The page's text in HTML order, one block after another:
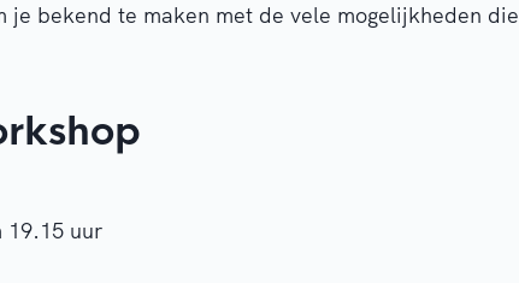
je bekend te maken met de vele mogelijkheden die
19.15 uur